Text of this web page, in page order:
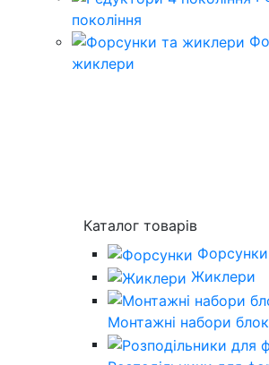
покоління
жиклери
Каталог товарів
Форсунки
Жиклери
Монтажні набори